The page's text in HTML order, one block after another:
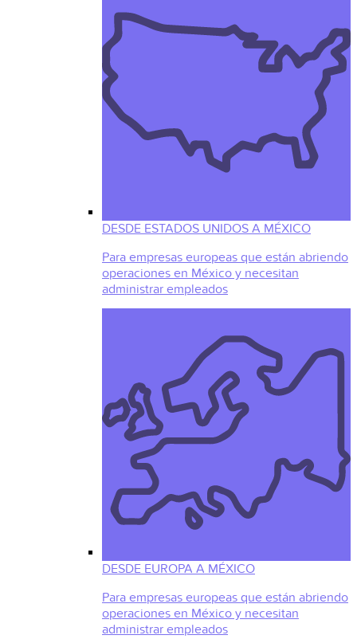
DESDE ESTADOS UNIDOS A MÉXICO
Para empresas europeas que están abriendo
operaciones en México y necesitan
administrar empleados
DESDE EUROPA A MÉXICO
Para empresas europeas que están abriendo
operaciones en México y necesitan
administrar empleados